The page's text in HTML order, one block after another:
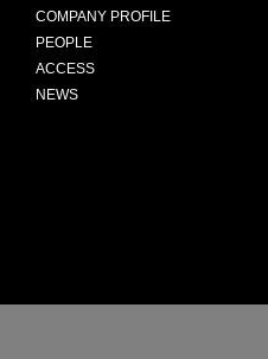
COMPANY PROFILE
PEOPLE
ACCESS
NEWS